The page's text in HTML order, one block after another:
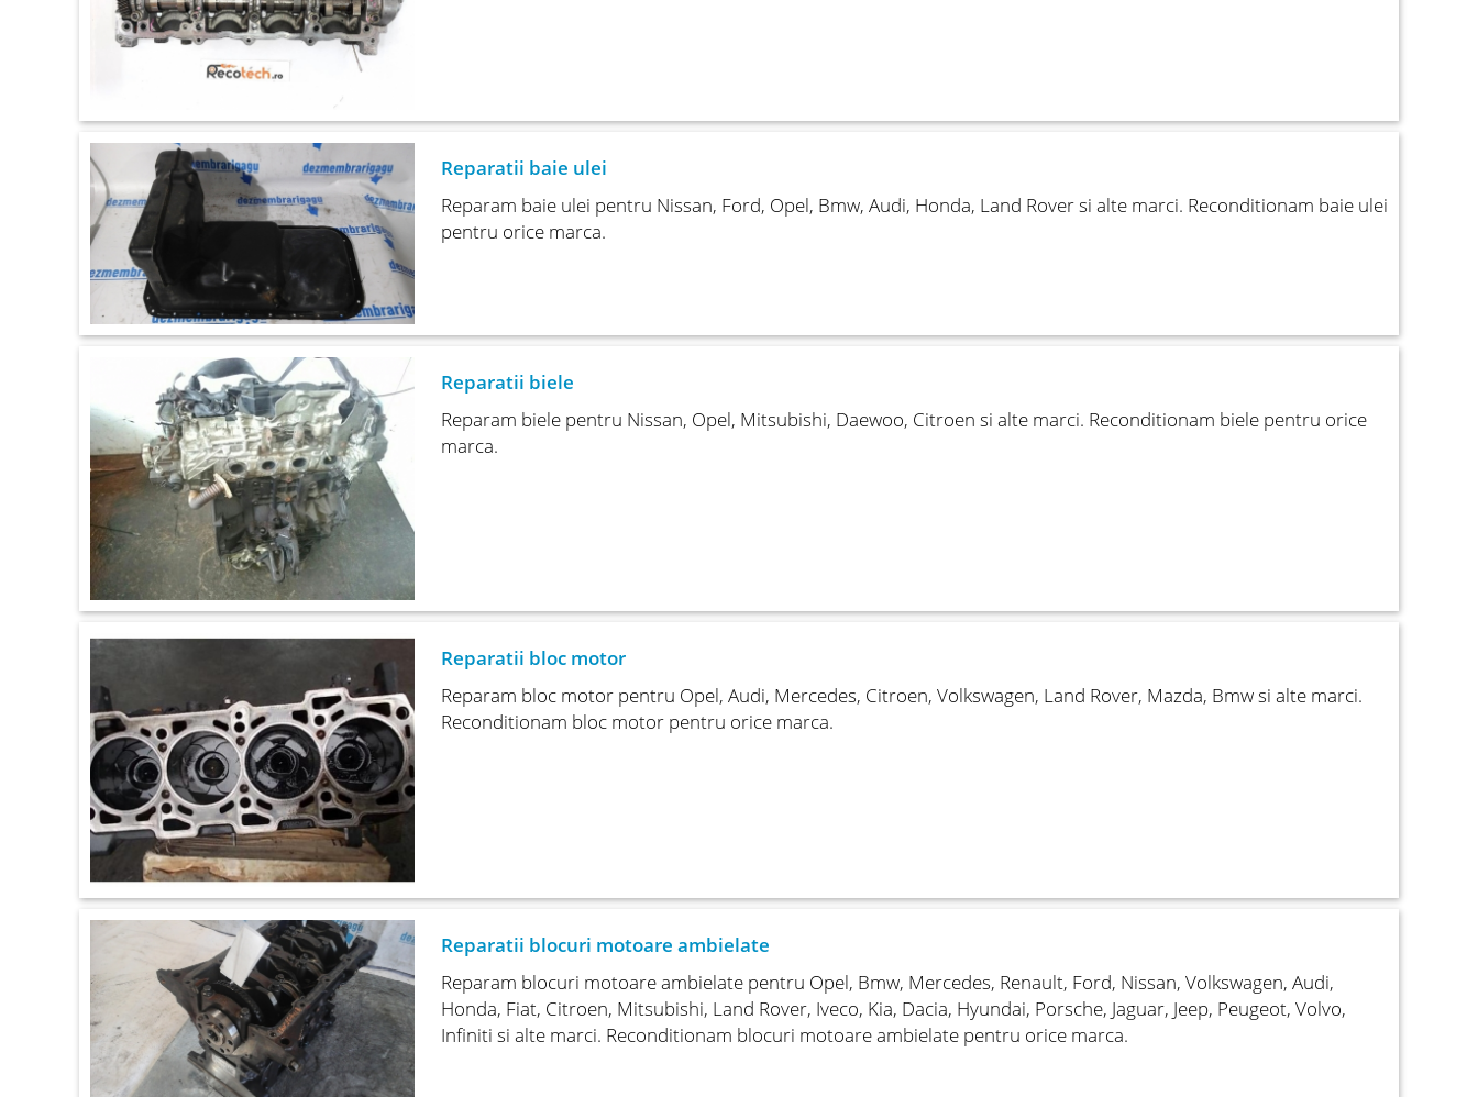
Reparatii baie ulei
Reparam baie ulei pentru Nissan, Ford, Opel, Bmw, Audi, Honda, Land Rover si alte marci. Reconditionam baie ulei
pentru orice marca.
Reparatii biele
Reparam biele pentru Nissan, Opel, Mitsubishi, Daewoo, Citroen si alte marci. Reconditionam biele pentru orice
marca.
Reparatii bloc motor
Reparam bloc motor pentru Opel, Audi, Mercedes, Citroen, Volkswagen, Land Rover, Mazda, Bmw si alte marci.
Reconditionam bloc motor pentru orice marca.
Reparatii blocuri motoare ambielate
Reparam blocuri motoare ambielate pentru Opel, Bmw, Mercedes, Renault, Ford, Nissan, Volkswagen, Audi,
Honda, Fiat, Citroen, Mitsubishi, Land Rover, Iveco, Kia, Dacia, Hyundai, Porsche, Jaguar, Jeep, Peugeot, Volvo,
Infiniti si alte marci. Reconditionam blocuri motoare ambielate pentru orice marca.